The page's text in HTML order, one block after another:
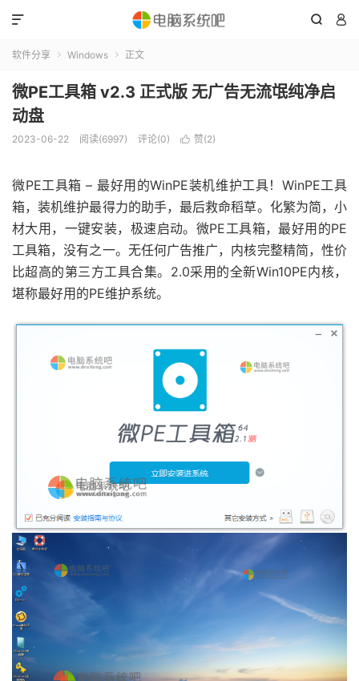
 

软件分享  Windows  正文
微PE工具箱 v2.3 正式版 无广告无流氓纯净启
动盘
2023-06-22 阅读(6997) 评论(0)  赞(2)
微PE工具箱 – 最好用的WinPE装机维护工具！WinPE工具
箱，装机维护最得力的助手，最后救命稻草。化繁为简，小
材大用，一键安装，极速启动。微PE工具箱，最好用的PE
工具箱，没有之一。无任何广告推广，内核完整精简，性价
比超高的第三方工具合集。2.0采用的全新Win10PE内核，
堪称最好用的PE维护系统。